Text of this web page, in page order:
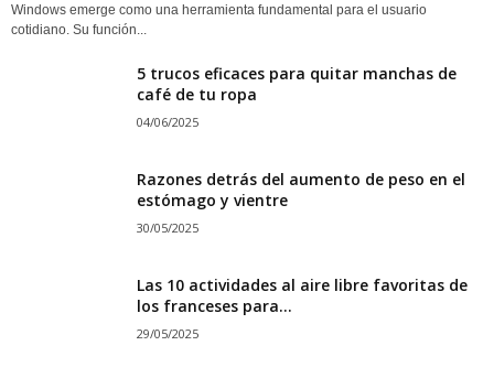
Windows emerge como una herramienta fundamental para el usuario
cotidiano. Su función...
5 trucos eficaces para quitar manchas de
café de tu ropa
04/06/2025
Razones detrás del aumento de peso en el
estómago y vientre
30/05/2025
Las 10 actividades al aire libre favoritas de
los franceses para...
29/05/2025